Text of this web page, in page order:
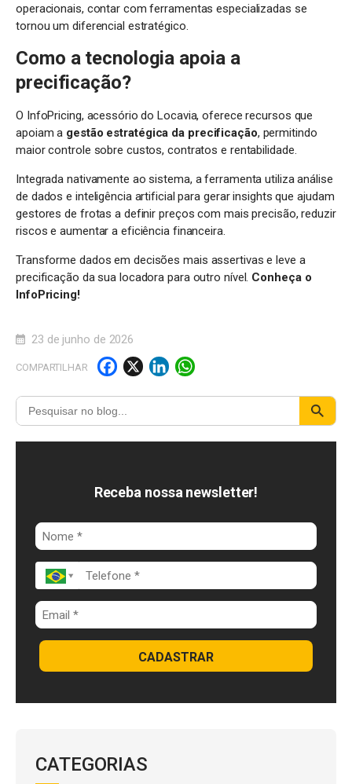
operacionais, contar com ferramentas especializadas se
tornou um diferencial estratégico.
Como a tecnologia apoia a
precificação?
O InfoPricing, acessório do Locavia, oferece recursos que
apoiam a gestão estratégica da precificação, permitindo
maior controle sobre custos, contratos e rentabilidade.
Integrada nativamente ao sistema, a ferramenta utiliza análise
de dados e inteligência artificial para gerar insights que ajudam
gestores de frotas a definir preços com mais precisão, reduzir
riscos e aumentar a eficiência financeira.
Transforme dados em decisões mais assertivas e leve a
precificação da sua locadora para outro nível. Conheça o
InfoPricing!
23 de junho de 2026
COMPARTILHAR
F
a
c
e
o
o
k
X Li
n
k
e
I
n
W
h
a
t
A
p
p
Receba nossa newsletter!
CADASTRAR
CATEGORIAS